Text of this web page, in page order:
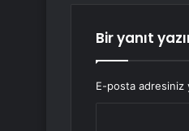
Bir yanıt
E-posta adresiniz